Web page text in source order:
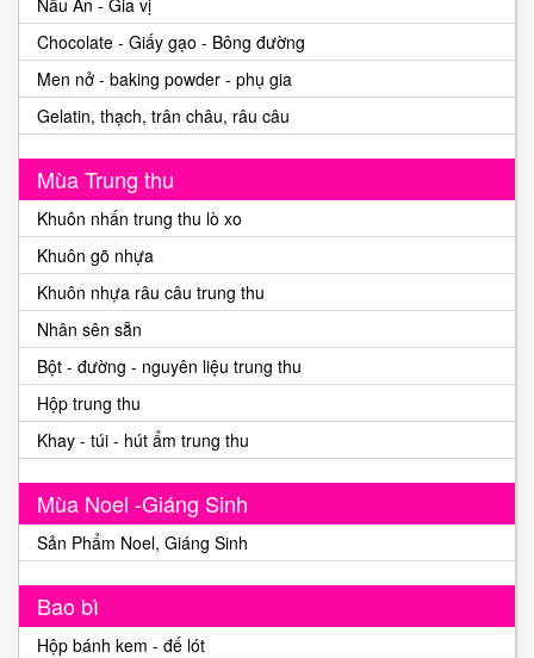
Chocolate - Giấy gạo - Bông đường
Men nở - baking powder - phụ gia
Gelatin, thạch, trân châu, râu câu
Mùa Trung thu
Khuôn nhấn trung thu lò xo
Khuôn gõ nhựa
Khuôn nhựa râu câu trung thu
Nhân sên sẵn
Bột - đường - nguyên liệu trung thu
Hộp trung thu
Khay - túi - hút ẩm trung thu
Mùa Noel -Giáng Sinh
Sản Phẩm Noel, Giáng Sinh
Bao bì
Hộp bánh kem - đế lót